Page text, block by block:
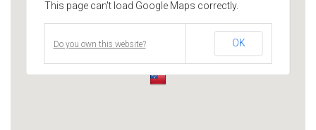
This page can't load Google Maps correctly.
Do you own this website? OK